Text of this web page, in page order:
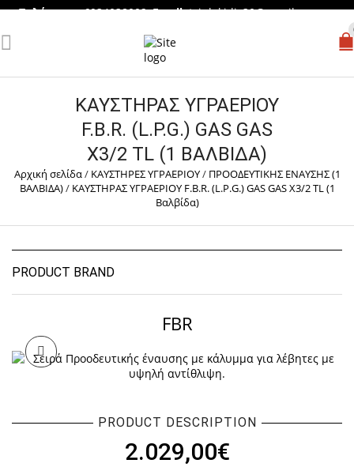
Τηλέφωνο: 6934038002,Email:tsiplakidis30@gmail.com
ΚΑΥΣΤΗΡΑΣ ΥΓΡΑΕΡΙΟΥ
F.B.R. (L.P.G.) GAS GAS
X3/2 TL (1 ΒΑΛΒΊΔΑ)
Αρχική σελίδα/ ΚΑΥΣΤΗΡΕΣ ΥΓΡΑΕΡΙΟΥ/ ΠΡΟΟΔΕΥΤΙΚΗΣ ΕΝΑΥΣΗΣ (1
ΒΑΛΒΙΔΑ)/ ΚΑΥΣΤΗΡΑΣ ΥΓΡΑΕΡΙΟΥ F.B.R. (L.P.G.) GAS GAS X3/2 TL (1
Βαλβίδα)
PRODUCT DESCRIPTION
2.029,00€
PRODUCT BRAND
FBR